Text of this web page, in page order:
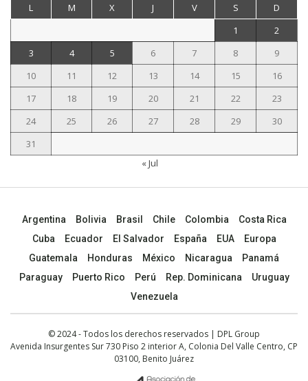
L M X J V S
D
1
2
3
4 5 6 7 8
9
10
11 12 13 14 15
16
17
18 19 20 21 22
23
24
25 26 27 28 29
30
31
« Jul
Argentina Bolivia Brasil Chile Colombia
Costa Rica
Cuba
Ecuador El Salvador España EUA
Europa
Guatemala
Honduras México Nicaragua
Panamá
Paraguay
Puerto Rico Perú Rep. Dominicana
Uruguay
Venezuela
© 2024 - Todos los derechos reservados | DPL Group
Avenida Insurgentes Sur 730 Piso 2 interior A, Colonia Del Valle Centro, CP
03100, Benito Juárez